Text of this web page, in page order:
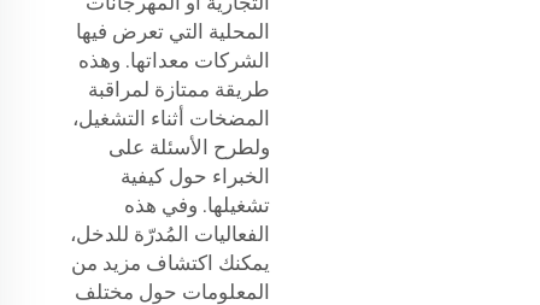
المحلية التي تعرض فيها
الشركات معداتها. وهذه
طريقة ممتازة لمراقبة
المضخات أثناء التشغيل،
ولطرح الأسئلة على
الخبراء حول كيفية
تشغيلها. وفي هذه
الفعاليات المُدرّة للدخل،
يمكنك اكتشاف مزيد من
المعلومات حول مختلف